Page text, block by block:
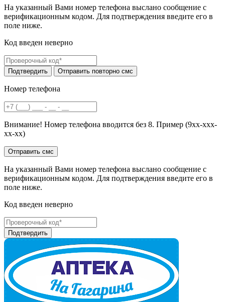
На указанный Вами номер телефона выслано сообщение с
верификационным кодом. Для подтверждения введите его в
поле ниже.
Код введен неверно
Номер телефона
Внимание! Номер телефона вводится без 8. Пример (9хх-ххх-
хх-хх)
На указанный Вами номер телефона выслано сообщение с
верификационным кодом. Для подтверждения введите его в
поле ниже.
Код введен неверно